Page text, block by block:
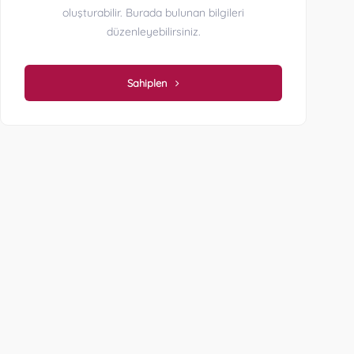
oluşturabilir. Burada bulunan bilgileri
düzenleyebilirsiniz.
Sahiplen